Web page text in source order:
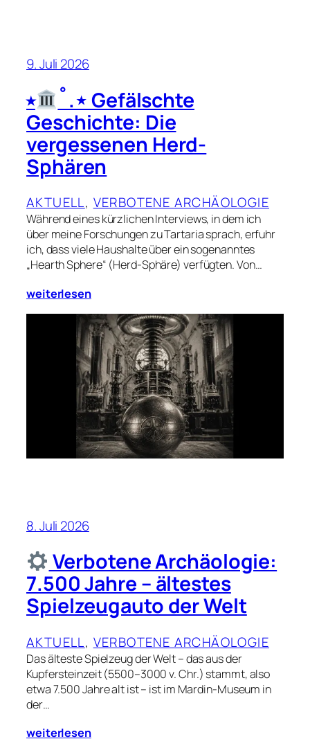
9. Juli 2026
⭒
˚.⋆ Gefälschte
Geschichte: Die
vergessenen Herd-
Sphären
AKTUELL, VERBOTENE ARCHÄOLOGIE
Während eines kürzlichen Interviews, in dem ich
über meine Forschungen zu Tartaria sprach, erfuhr
ich, dass viele Haushalte über ein sogenanntes
„Hearth Sphere“ (Herd-Sphäre) verfügten. Von…
weiterlesen
8. Juli 2026
Verbotene Archäologie:
7.500 Jahre – ältestes
Spielzeugauto der Welt
AKTUELL, VERBOTENE ARCHÄOLOGIE
Das älteste Spielzeug der Welt – das aus der
Kupfersteinzeit (5500–3000 v. Chr.) stammt, also
etwa 7.500 Jahre alt ist – ist im Mardin-Museum in
der…
weiterlesen